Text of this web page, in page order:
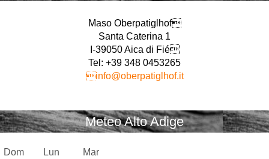
Maso Oberpatiglhof
Santa Caterina 1
I-39050 Aica di Fié
Tel: +39 348 0453265
info@oberpatiglhof.it
Meteo Alto Adige
Dom Lun Mar